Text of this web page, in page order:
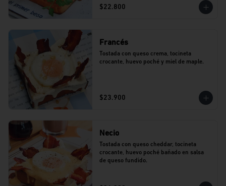
$22.800
Francés
Tostada con queso crema, tocineta
crocante, huevo poché y miel de maple.
$23.900
Necio
Tostada con queso cheddar, tocineta
crocante, huevo poché bañado en salsa
de queso fundido.